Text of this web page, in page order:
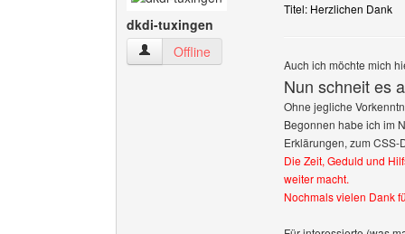
dkdi-tuxingen
dkdi-tuxingen Benutzer-Profile anzeigen
Offline
Titel: Herzlichen Dank
Auch ich möchte mich
Nun schneit es
Ohne jegliche
Begonnen habe ich im
Erklärungen, zum
Die Zeit, Geduld und
weiter macht.
Nochmals vielen Dank